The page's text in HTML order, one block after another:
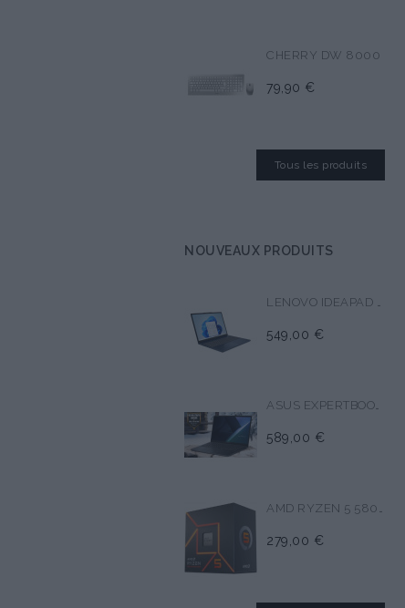
CHERRY DW 8000
79,90 €
Tous les produits
NOUVEAUX PRODUITS
LENOVO IDEAPAD SLIM 3 15AMN8
549,00 €
ASUS EXPERTBOOK B1 B1503CVA
589,00 €
AMD RYZEN 5 5800X
279,00 €